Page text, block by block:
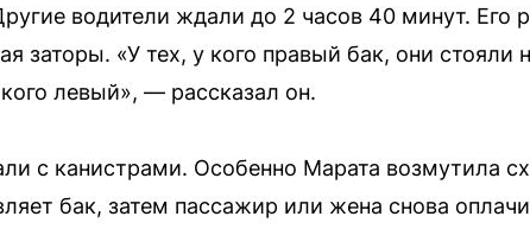
водители ждали до 2 часов 40 минут. Его
заторы. «У тех, у кого правый бак, они стояли
левый», — рассказал он.
с канистрами. Особенно Марата возмутила
бак, затем пассажир или жена снова